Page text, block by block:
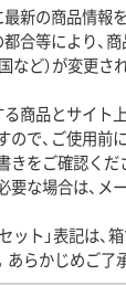
最新の商品情報
合等により、商
など）が変更
る商品とサイト
ので、ご使用前
をご確認くだ
要な場合は、メ
ット」表記は、
らかじめご了